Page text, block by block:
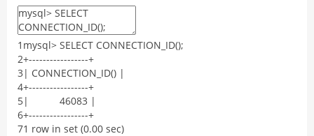
1
2
3
4
5
6
7
mysql> SELECT CONNECTION_ID();
+-----------------+
| CONNECTION_ID() |
+-----------------+
|
46083 |
+-----------------+
1 row in set (0.00 sec)